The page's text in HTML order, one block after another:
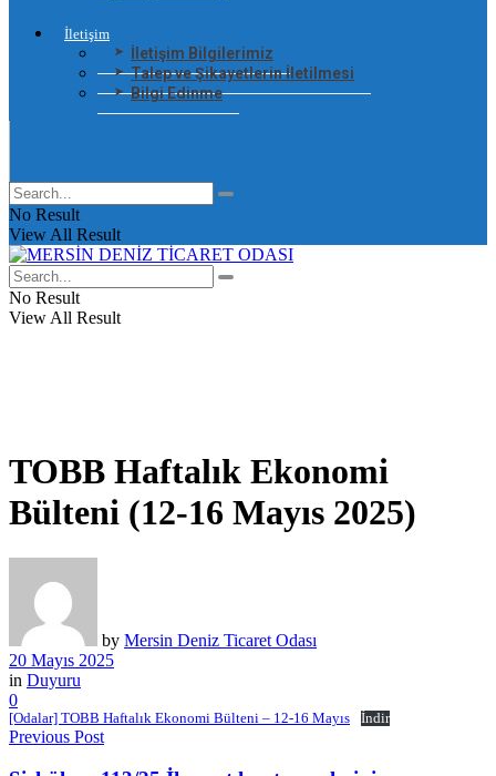
İletişim
İletişim Bilgilerimiz
Talep ve Şikayetlerin İletilmesi
Bilgi Edinme
No Result
View All Result
No Result
View All Result
TOBB Haftalık Ekonomi
Bülteni (12-16 Mayıs 2025)
by Mersin Deniz Ticaret Odası
20 Mayıs 2025
in Duyuru
0
[Odalar] TOBB Haftalık Ekonomi Bülteni – 12-16 Mayıs İndir
Previous Post